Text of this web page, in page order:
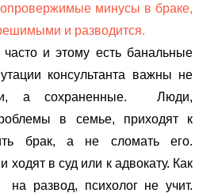
минусы в браке,
и разводится.
и этому есть банальные
консультанта важны не
а сохраненные. Люди,
в семье, приходят к
брак, а не сломать его.
ходят в суд или к адвокату. Как
на развод, психолог не учит.